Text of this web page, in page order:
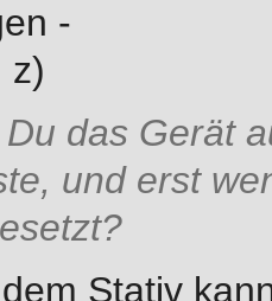
-
z)
Du das Gerät
und erst
Stativ